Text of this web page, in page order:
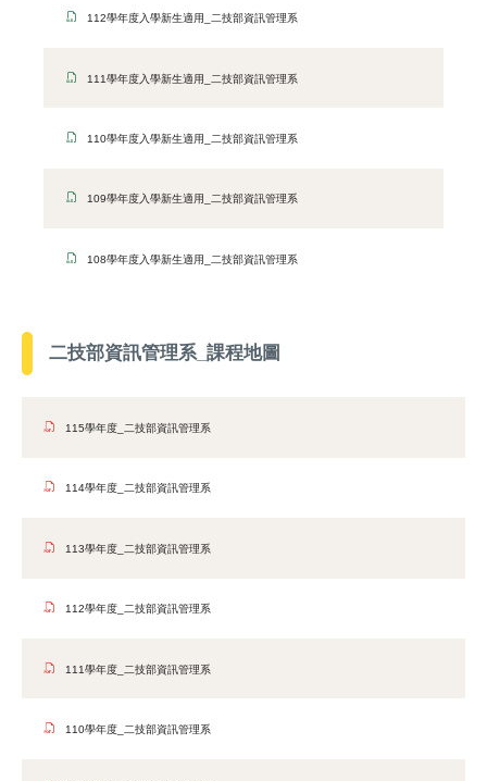
進修部
112學年度入學新生適用_二技部資訊管理系
111學年度入學新生適用_二技部資訊管理系
110學年度入學新生適用_二技部資訊管理系
109學年度入學新生適用_二技部資訊管理系
108學年度入學新生適用_二技部資訊管理系
二技部資訊管理系_課程地圖
115學年度_二技部資訊管理系
114學年度_二技部資訊管理系
113學年度_二技部資訊管理系
112學年度_二技部資訊管理系
111學年度_二技部資訊管理系
110學年度_二技部資訊管理系